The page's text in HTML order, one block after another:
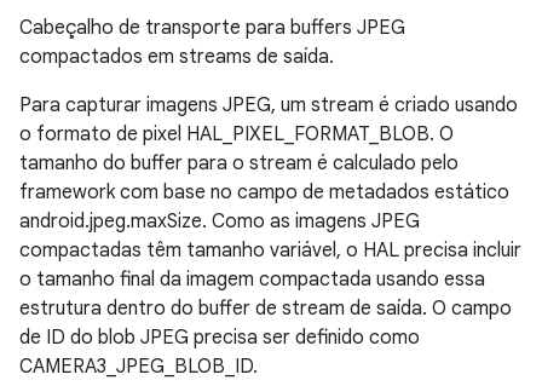
Cabeçalho de transporte para buffers JPEG
compactados em streams de saída.
Para capturar imagens JPEG, um stream é criado usando
o formato de pixel HAL_PIXEL_FORMAT_BLOB. O
tamanho do buffer para o stream é calculado pelo
framework com base no campo de metadados estático
android.jpeg.maxSize. Como as imagens JPEG
compactadas têm tamanho variável, o HAL precisa incluir
o tamanho final da imagem compactada usando essa
estrutura dentro do buffer de stream de saída. O campo
de ID do blob JPEG precisa ser definido como
CAMERA3_JPEG_BLOB_ID.